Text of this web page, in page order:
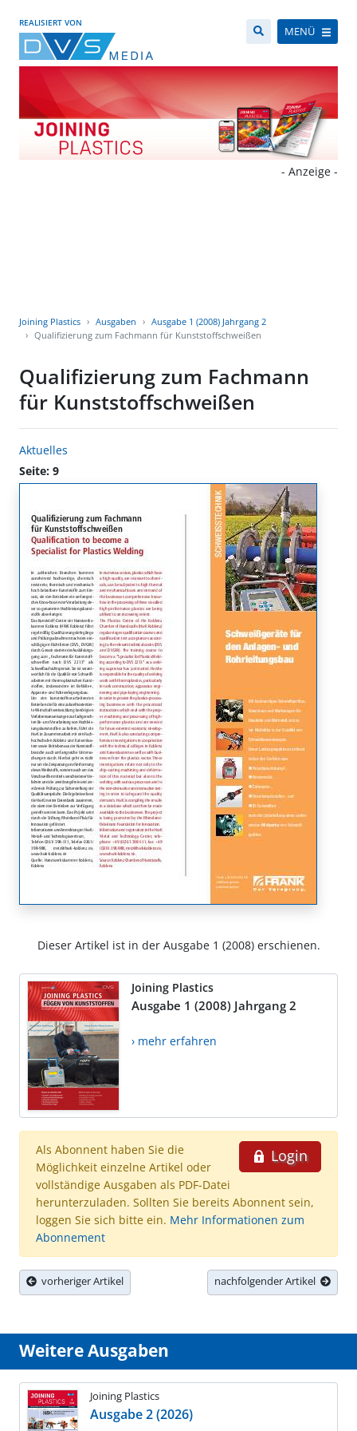
REALISIERT VON
MENÜ
- Anzeige -
Joining Plastics Ausgaben
Ausgabe 1 (2008) Jahrgang 2
Qualifizierung zum Fachmann für Kunststoffschweißen
Qualifizierung zum Fachmann
für Kunststoffschweißen
Aktuelles
Seite: 9
Dieser Artikel ist in der Ausgabe 1 (2008) erschienen.
Joining Plastics
Ausgabe 1 (2008) Jahrgang 2
› mehr erfahren
Login
Als Abonnent haben Sie die
Möglichkeit einzelne Artikel oder
vollständige Ausgaben als PDF-Datei
herunterzuladen. Sollten Sie bereits Abonnent sein,
loggen Sie sich bitte ein. Mehr Informationen zum
Abonnement
vorheriger Artikel nachfolgender Artikel
Weitere Ausgaben
Joining Plastics
Ausgabe 2 (2026)